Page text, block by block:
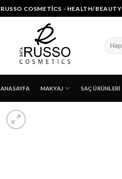
RUSSO COSMETICS - HEALTH/BEAUTY
ANASAYFA MAKYAJ SAÇ ÜRÜNLERI